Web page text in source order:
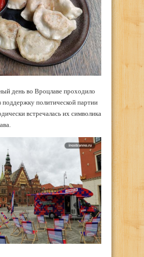
день во Вроцлаве проходило
поддержку политической партии
встречалась их символика